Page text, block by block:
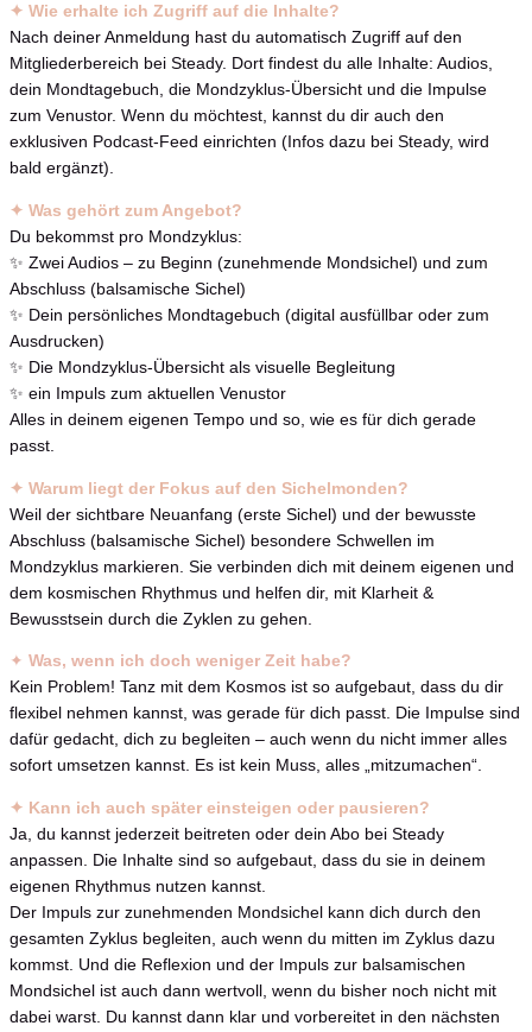
✦ Wie erhalte ich Zugriff auf die Inhalte?
Nach deiner Anmeldung hast du automatisch Zugriff auf den
Mitgliederbereich bei Steady. Dort findest du alle Inhalte: Audios,
dein Mondtagebuch, die Mondzyklus-Übersicht und die Impulse
zum Venustor. Wenn du möchtest, kannst du dir auch den
exklusiven Podcast-Feed einrichten (Infos dazu bei Steady, wird
bald ergänzt).
✦ Was gehört zum Angebot?
Du bekommst pro Mondzyklus:
✨ Zwei Audios – zu Beginn (zunehmende Mondsichel) und zum
Abschluss (balsamische Sichel)
✨ Dein persönliches Mondtagebuch (digital ausfüllbar oder zum
Ausdrucken)
✨ Die Mondzyklus-Übersicht als visuelle Begleitung
✨ ein Impuls zum aktuellen Venustor
Alles in deinem eigenen Tempo und so, wie es für dich gerade
passt.
✦ Warum liegt der Fokus auf den Sichelmonden?
Weil der sichtbare Neuanfang (erste Sichel) und der bewusste
Abschluss (balsamische Sichel) besondere Schwellen im
Mondzyklus markieren. Sie verbinden dich mit deinem eigenen und
dem kosmischen Rhythmus und helfen dir, mit Klarheit &
Bewusstsein durch die Zyklen zu gehen.
✦ Was, wenn ich doch weniger Zeit habe?
Kein Problem! Tanz mit dem Kosmos ist so aufgebaut, dass du dir
flexibel nehmen kannst, was gerade für dich passt. Die Impulse sind
dafür gedacht, dich zu begleiten – auch wenn du nicht immer alles
sofort umsetzen kannst. Es ist kein Muss, alles „mitzumachen“.
✦ Kann ich auch später einsteigen oder pausieren?
Ja, du kannst jederzeit beitreten oder dein Abo bei Steady
anpassen. Die Inhalte sind so aufgebaut, dass du sie in deinem
eigenen Rhythmus nutzen kannst.
Der Impuls zur zunehmenden Mondsichel kann dich durch den
gesamten Zyklus begleiten, auch wenn du mitten im Zyklus dazu
kommst. Und die Reflexion und der Impuls zur balsamischen
Mondsichel ist auch dann wertvoll, wenn du bisher noch nicht mit
dabei warst. Du kannst dann klar und vorbereitet in den nächsten